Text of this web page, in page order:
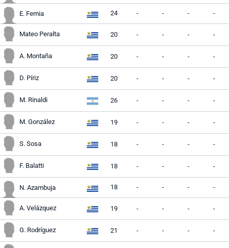
E. Femia 24 - - - -
Mateo Peralta 20 - - - -
A. Montaña 20 - - - -
D. Píriz 20 - - - -
M. Rinaldi 26 - - - -
M. González 19 - - - -
S. Sosa 18 - - - -
F. Balatti 18 - - - -
N. Azambuja 18 - - - -
A. Velázquez 19 - - - -
G. Rodríguez 21 - - - -